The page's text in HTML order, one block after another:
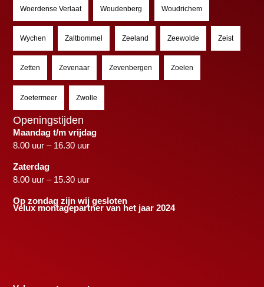
Woerdense Verlaat Woudenberg Woudrichem
Wychen Zaltbommel Zeeland Zeewolde Zeist
Zetten Zevenaar Zevenbergen Zoelen
Zoetermeer Zwolle
Openingstijden
Maandag t/m vrijdag
8.00 uur – 16.30 uur
Zaterdag
8.00 uur – 15.30 uur
Op zondag zijn wij gesloten
Velux montagepartner van het jaar 2024